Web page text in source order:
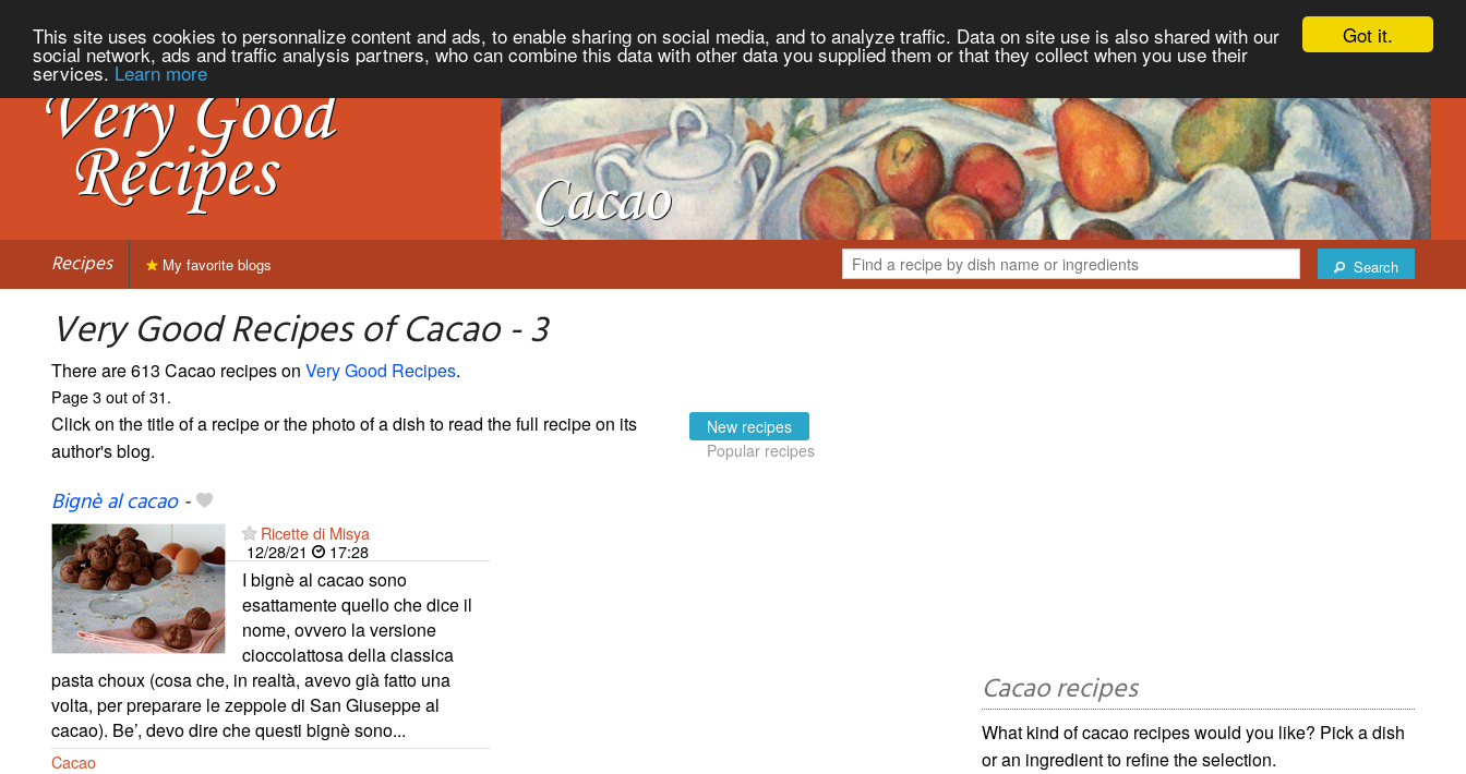
Got it.
This site uses cookies to personnalize content and ads, to enable sharing on social media, and to analyze traffic. Data on site use is also shared with our
social network, ads and traffic analysis partners, who can combine this data with other data you supplied them or that they collect when you use their
services. Learn more
Recipes Search
My favorite blogs
Very Good Recipes of Cacao - 3
There are 613 Cacao recipes on Very Good Recipes.
Page 3 out of 31.
Click on the title of a recipe or the photo of a dish to read the full recipe on its
author's blog.
New recipes
Popular recipes
Bignè al cacao-
Ricette di Misya
12/28/21
17:28
I bignè al cacao sono
esattamente quello che dice il
nome, ovvero la versione
cioccolattosa della classica
pasta choux (cosa che, in realtà, avevo già fatto una
volta, per preparare le zeppole di San Giuseppe al
cacao). Be’, devo dire che questi bignè sono...
Cacao
Cacao recipes
What kind of cacao recipes would you like? Pick a dish
or an ingredient to refine the selection.